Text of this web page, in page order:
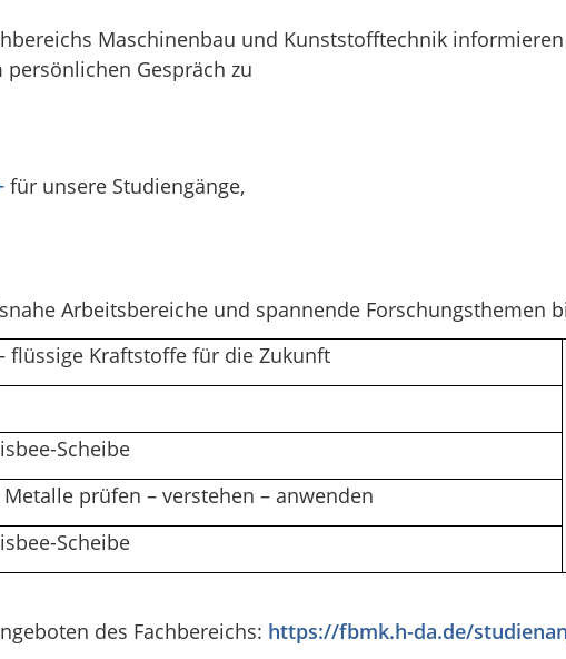
Maschinenbau und Kunststofftechnik
persönlichen Gespräch zu
für unsere Studiengänge,
Arbeitsbereiche und spannende Forschungsthemen
flüssige Kraftstoffe für die Zukunft
Scheibe
prüfen – verstehen – anwenden
Scheibe
des Fachbereichs: https://fbmk.h-da.de/